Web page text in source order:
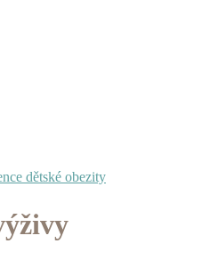
dětské obezity